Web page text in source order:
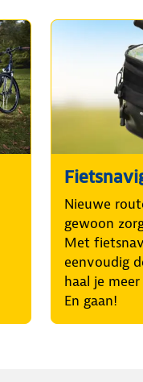
Nieuwe
gewoon
Met
eenvoudig
haal je
En gaan!